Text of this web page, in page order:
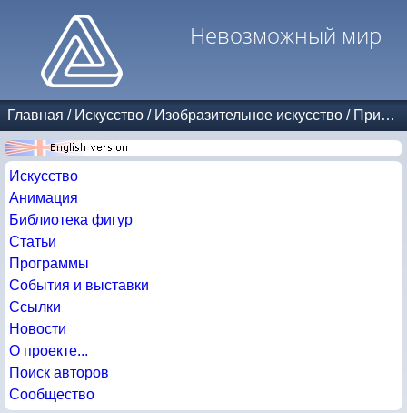
Невозможный мир
Главная / Искусство / Изобразительное искусство / Прикладное искусство
Искусство
Анимация
Библиотека фигур
Статьи
Программы
События и выставки
Ссылки
Новости
О проекте...
Поиск авторов
Сообщество